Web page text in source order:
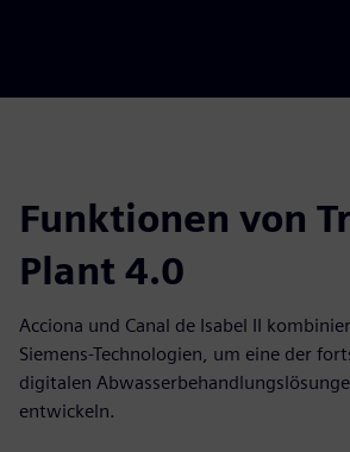
Funktionen von
Plant 4.0
Acciona und Canal de Isabel II
Siemens-Technologien, um eine der
digitalen
entwickeln.